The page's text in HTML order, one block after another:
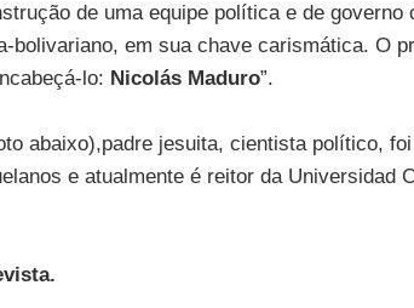
de uma equipe política e de governo
bolivariano, em sua chave carismática. O
lo: Nicolás Maduro”.
abaixo),padre jesuita, cientista político,
e atualmente é reitor da Universidad